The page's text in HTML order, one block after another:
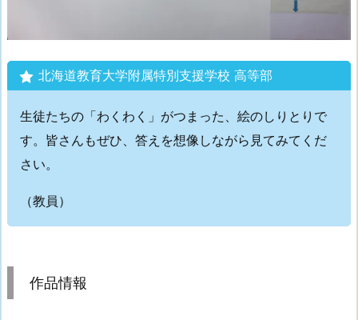
北海道教育大学附属特別支援学校 高等部
生徒たちの「わくわく」がつまった、絵のしりとりで
す。皆さんもぜひ、答えを想像しながら見てみてくだ
さい。
（教員）
作品情報